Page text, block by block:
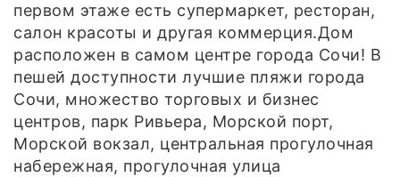
первом этаже есть супермаркет, ресторан,
салон красоты и другая коммерция.Дом
расположен в самом центре города Сочи! В
пешей доступности лучшие пляжи города
Сочи, множество торговых и бизнес
центров, парк Ривьера, Морской порт,
Морской вокзал, центральная прогулочная
набережная, прогулочная улица